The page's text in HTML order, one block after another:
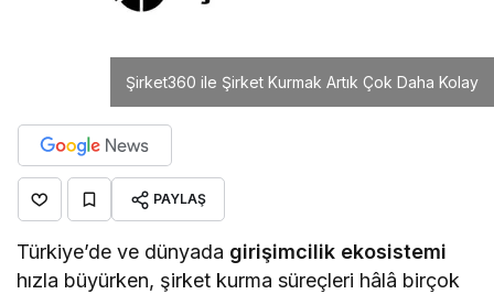
Şirket360 ile Şirket Kurmak Artık Çok Daha Kolay
PAYLAŞ
Türkiye’de ve dünyada girişimcilik ekosistemi
hızla büyürken, şirket kurma süreçleri hâlâ birçok